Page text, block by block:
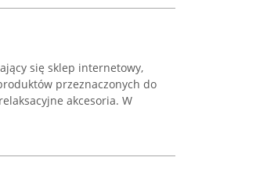
się sklep internetowy,
przeznaczonych do
akcesoria. W